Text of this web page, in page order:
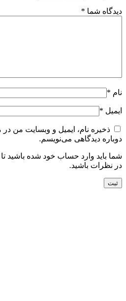
دیدگاه شما *
نام *
ایمیل *
ذخیره نام، ایمیل و وبسایت من
دوباره دیدگاهی می‌نویسم.
شما باید وارد حساب خود شده باشید
در نظرات باشید.